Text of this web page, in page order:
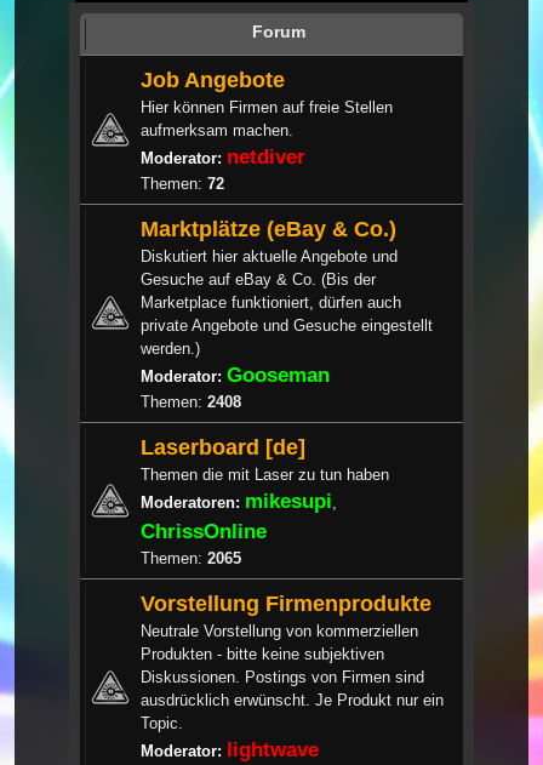
Forum
Job Angebote
Hier können Firmen auf freie Stellen
aufmerksam machen.
Moderator: netdiver
Themen: 72
Marktplätze (eBay & Co.)
Diskutiert hier aktuelle Angebote und
Gesuche auf eBay & Co. (Bis der
Marketplace funktioniert, dürfen auch
private Angebote und Gesuche eingestellt
werden.)
Moderator: Gooseman
Themen: 2408
Laserboard [de]
Themen die mit Laser zu tun haben
Moderatoren: mikesupi
ChrissOnline
Themen: 2065
Vorstellung Firmenprodukte
Neutrale Vorstellung von kommerziellen
Produkten - bitte keine subjektiven
Diskussionen. Postings von Firmen sind
ausdrücklich erwünscht. Je Produkt nur ein
Topic.
Moderator: lightwave